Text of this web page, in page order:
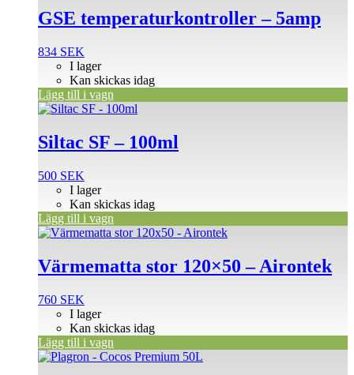
GSE temperaturkontroller – 5amp
834 SEK
I lager
Kan skickas idag
Lägg till i vagn
Siltac SF – 100ml
500 SEK
I lager
Kan skickas idag
Lägg till i vagn
Värmematta stor 120×50 – Airontek
760 SEK
I lager
Kan skickas idag
Lägg till i vagn